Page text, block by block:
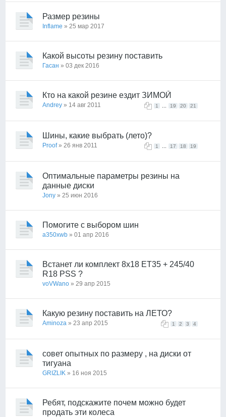
Размер резины
Inflame » 25 мар 2017
Какой высоты резину поставить
Гасан » 03 дек 2016
Кто на какой резине ездит ЗИМОЙ
1 19 20 21
Andrey » 14 авг 2011
Шины, какие выбрать (лето)?
1 17 18 19
Proof» 26 янв 2011
Оптимальные параметры резины на
данные диски
Jony » 25 июн 2016
Помогите с выбором шин
a350xwb » 01 апр 2016
Встанет ли комплект 8х18 ET35 + 245/40
R18 PSS ?
voVWano » 29 апр 2015
Какую резину поставить на ЛЕТО?
1 2 3 4
Aminoza » 23 апр 2015
совет опытных по размеру , на диски от
тигуана
GRIZLIK » 16 ноя 2015
Ребят, подскажите почем можно будет
продать эти колеса